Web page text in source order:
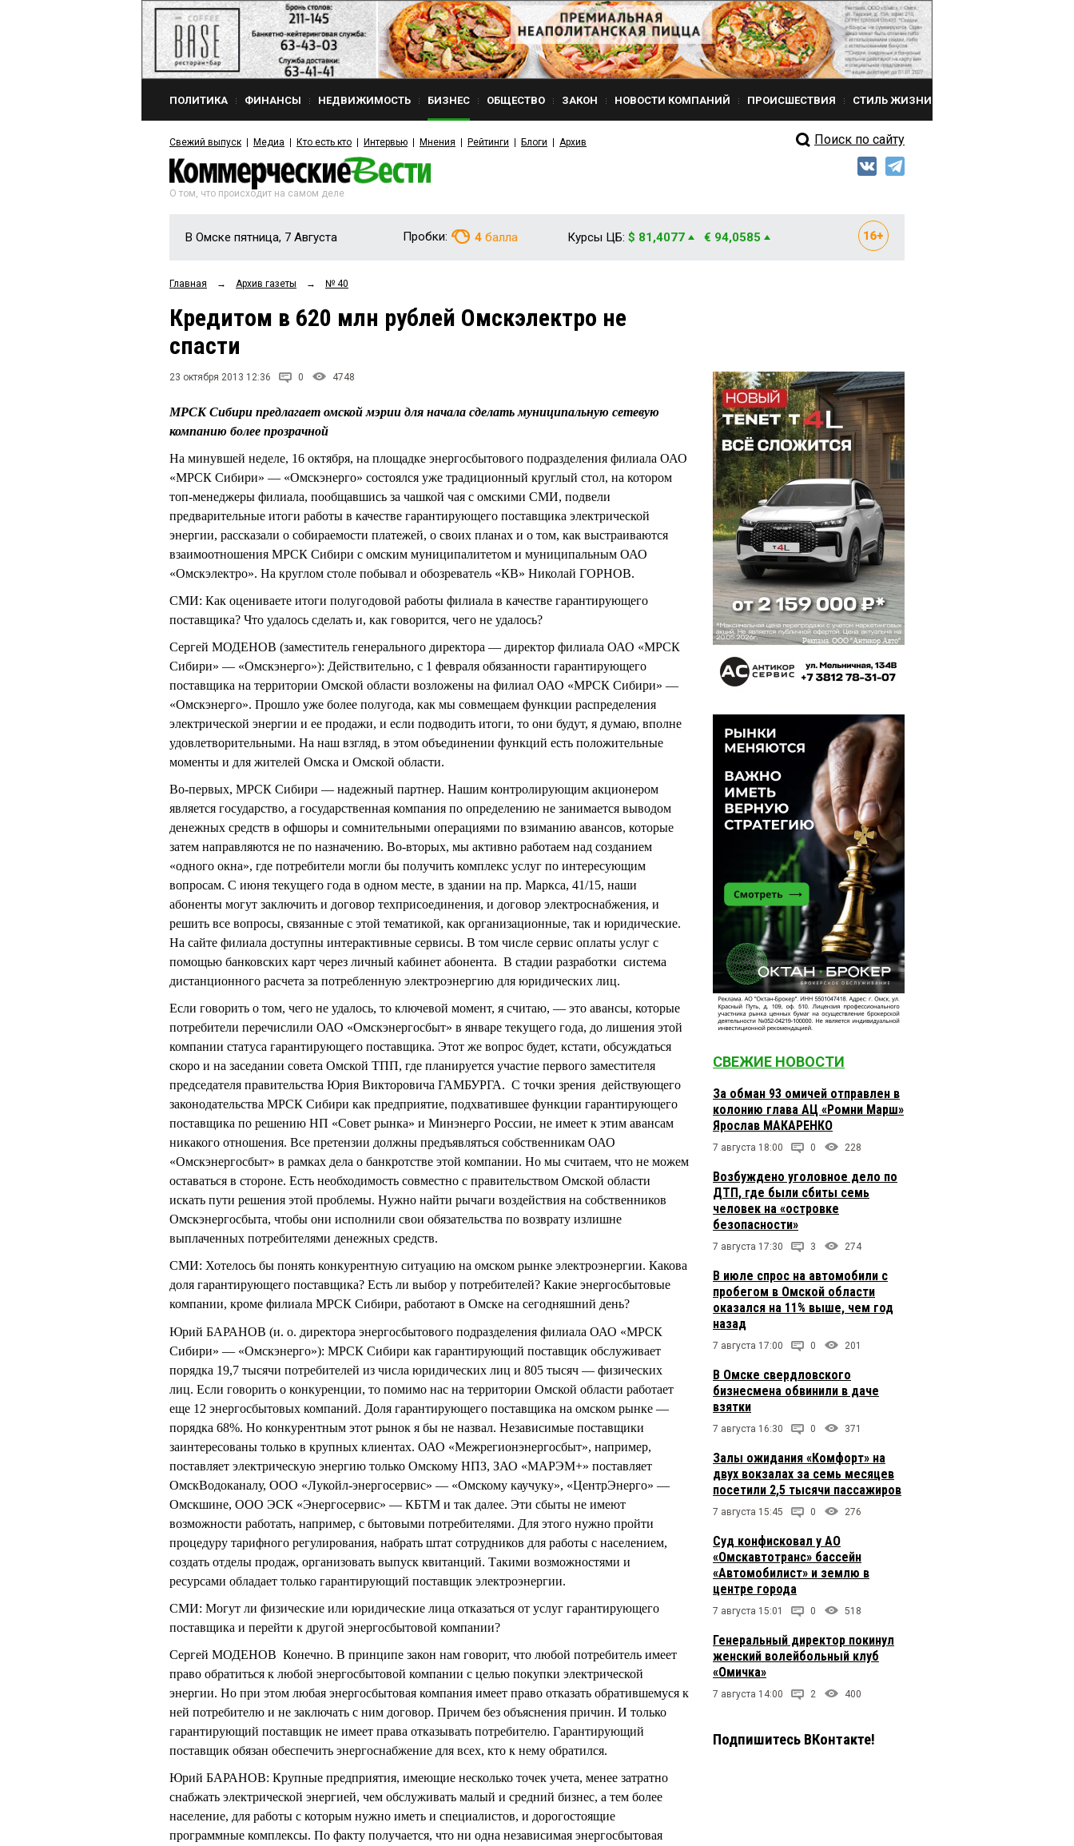
ПОЛИТИКА ФИНАНСЫ НЕДВИЖИМОСТЬ БИЗНЕС ОБЩЕСТВО ЗАКОН НОВОСТИ КОМПАНИЙ ПРОИСШЕСТВИЯ СТИЛЬ ЖИЗНИ
Свежий выпуск Медиа Кто есть кто Интервью Мнения Рейтинги Блоги Архив Поиск по сайту
О том, что происходит на самом деле
В Омске пятница, 7 Августа Пробки: 4 балла Курсы ЦБ: $ 81,4077 € 94,0585
Главная → Архив газеты → № 40
Кредитом в 620 млн рублей Омскэлектро не
спасти
23 октября 2013 12:36 0 4748
МРСК Сибири предлагает омской мэрии для начала сделать муниципальную сетевую
компанию более прозрачной
На минувшей неделе, 16 октября, на площадке энергосбытового подразделения филиала ОАО
«МРСК Сибири» — «Омскэнерго» состоялся уже традиционный круглый стол, на котором
топ-менеджеры филиала, пообщавшись за чашкой чая с омскими СМИ, подвели
предварительные итоги работы в качестве гарантирующего поставщика электрической
энергии, рассказали о собираемости платежей, о своих планах и о том, как выстраиваются
взаимоотношения МРСК Сибири с омским муниципалитетом и муниципальным ОАО
«Омскэлектро». На круглом столе побывал и обозреватель «КВ» Николай ГОРНОВ.
СМИ: Как оцениваете итоги полугодовой работы филиала в качестве гарантирующего
поставщика? Что удалось сделать и, как говорится, чего не удалось?
Сергей МОДЕНОВ (заместитель генерального директора — директор филиала ОАО «МРСК
Сибири» — «Омскэнерго»): Действительно, с 1 февраля обязанности гарантирующего
поставщика на территории Омской области возложены на филиал ОАО «МРСК Сибири» —
«Омскэнерго». Прошло уже более полугода, как мы совмещаем функции распределения
электрической энергии и ее продажи, и если подводить итоги, то они будут, я думаю, вполне
удовлетворительными. На наш взгляд, в этом объединении функций есть положительные
моменты и для жителей Омска и Омской области.
Во-первых, МРСК Сибири — надежный партнер. Нашим контролирующим акционером
является государство, а государственная компания по определению не занимается выводом
денежных средств в офшоры и сомнительными операциями по взиманию авансов, которые
затем направляются не по назначению. Во-вторых, мы активно работаем над созданием
«одного окна», где потребители могли бы получить комплекс услуг по интересующим
вопросам. С июня текущего года в одном месте, в здании на пр. Маркса, 41/15, наши
абоненты могут заключить и договор техприсоединения, и договор электроснабжения, и
решить все вопросы, связанные с этой тематикой, как организационные, так и юридические.
На сайте филиала доступны интерактивные сервисы. В том числе сервис оплаты услуг с
помощью банковских карт через личный кабинет абонента. В стадии разработки система
дистанционного расчета за потребленную электроэнергию для юридических лиц.
Если говорить о том, чего не удалось, то ключевой момент, я считаю, — это авансы, которые
потребители перечислили ОАО «Омскэнергосбыт» в январе текущего года, до лишения этой
компании статуса гарантирующего поставщика. Этот же вопрос будет, кстати, обсуждаться
скоро и на заседании совета Омской ТПП, где планируется участие первого заместителя
председателя правительства Юрия Викторовича ГАМБУРГА. С точки зрения действующего
законодательства МРСК Сибири как предприятие, подхватившее функции гарантирующего
поставщика по решению НП «Совет рынка» и Минэнерго России, не имеет к этим авансам
никакого отношения. Все претензии должны предъявляться собственникам ОАО
«Омскэнергосбыт» в рамках дела о банкротстве этой компании. Но мы считаем, что не можем
оставаться в стороне. Есть необходимость совместно с правительством Омской области
искать пути решения этой проблемы. Нужно найти рычаги воздействия на собственников
Омскэнергосбыта, чтобы они исполнили свои обязательства по возврату излишне
выплаченных потребителями денежных средств.
СМИ: Хотелось бы понять конкурентную ситуацию на омском рынке электроэнергии. Какова
доля гарантирующего поставщика? Есть ли выбор у потребителей? Какие энергосбытовые
компании, кроме филиала МРСК Сибири, работают в Омске на сегодняшний день?
Юрий БАРАНОВ (и. о. директора энергосбытового подразделения филиала ОАО «МРСК
Сибири» — «Омскэнерго»): МРСК Сибири как гарантирующий поставщик обслуживает
порядка 19,7 тысячи потребителей из числа юридических лиц и 805 тысяч — физических
лиц. Если говорить о конкуренции, то помимо нас на территории Омской области работает
еще 12 энергосбытовых компаний. Доля гарантирующего поставщика на омском рынке —
порядка 68%. Но конкурентным этот рынок я бы не назвал. Независимые поставщики
заинтересованы только в крупных клиентах. ОАО «Межрегионэнергосбыт», например,
поставляет электрическую энергию только Омскому НПЗ, ЗАО «МАРЭМ+» поставляет
ОмскВодоканалу, ООО «Лукойл-энергосервис» — «Омскому каучуку», «ЦентрЭнерго» —
Омскшине, ООО ЭСК «Энергосервис» — КБТМ и так далее. Эти сбыты не имеют
возможности работать, например, с бытовыми потребителями. Для этого нужно пройти
процедуру тарифного регулирования, набрать штат сотрудников для работы с населением,
создать отделы продаж, организовать выпуск квитанций. Такими возможностями и
ресурсами обладает только гарантирующий поставщик электроэнергии.
СМИ: Могут ли физические или юридические лица отказаться от услуг гарантирующего
поставщика и перейти к другой энергосбытовой компании?
Сергей МОДЕНОВ Конечно. В принципе закон нам говорит, что любой потребитель имеет
право обратиться к любой энергосбытовой компании с целью покупки электрической
энергии. Но при этом любая энергосбытовая компания имеет право отказать обратившемуся к
ней потребителю и не заключать с ним договор. Причем без объяснения причин. И только
гарантирующий поставщик не имеет права отказывать потребителю. Гарантирующий
поставщик обязан обеспечить энергоснабжение для всех, кто к нему обратился.
Юрий БАРАНОВ: Крупные предприятия, имеющие несколько точек учета, менее затратно
снабжать электрической энергией, чем обслуживать малый и средний бизнес, а тем более
население, для работы с которым нужно иметь и специалистов, и дорогостоящие
программные комплексы. По факту получается, что ни одна независимая энергосбытовая
СВЕЖИЕ НОВОСТИ
За обман 93 омичей отправлен в
колонию глава АЦ «Ромни Марш»
Ярослав МАКАРЕНКО
7 августа 18:00 0 228
Возбуждено уголовное дело по
ДТП, где были сбиты семь
человек на «островке
безопасности»
7 августа 17:30 3 274
В июле спрос на автомобили с
пробегом в Омской области
оказался на 11% выше, чем год
назад
7 августа 17:00 0 201
В Омске свердловского
бизнесмена обвинили в даче
взятки
7 августа 16:30 0 371
Залы ожидания «Комфорт» на
двух вокзалах за семь месяцев
посетили 2,5 тысячи пассажиров
7 августа 15:45 0 276
Суд конфисковал у АО
«Омскавтотранс» бассейн
«Автомобилист» и землю в
центре города
7 августа 15:01 0 518
Генеральный директор покинул
женский волейбольный клуб
«Омичка»
7 августа 14:00 2 400
Подпишитесь ВКонтакте!